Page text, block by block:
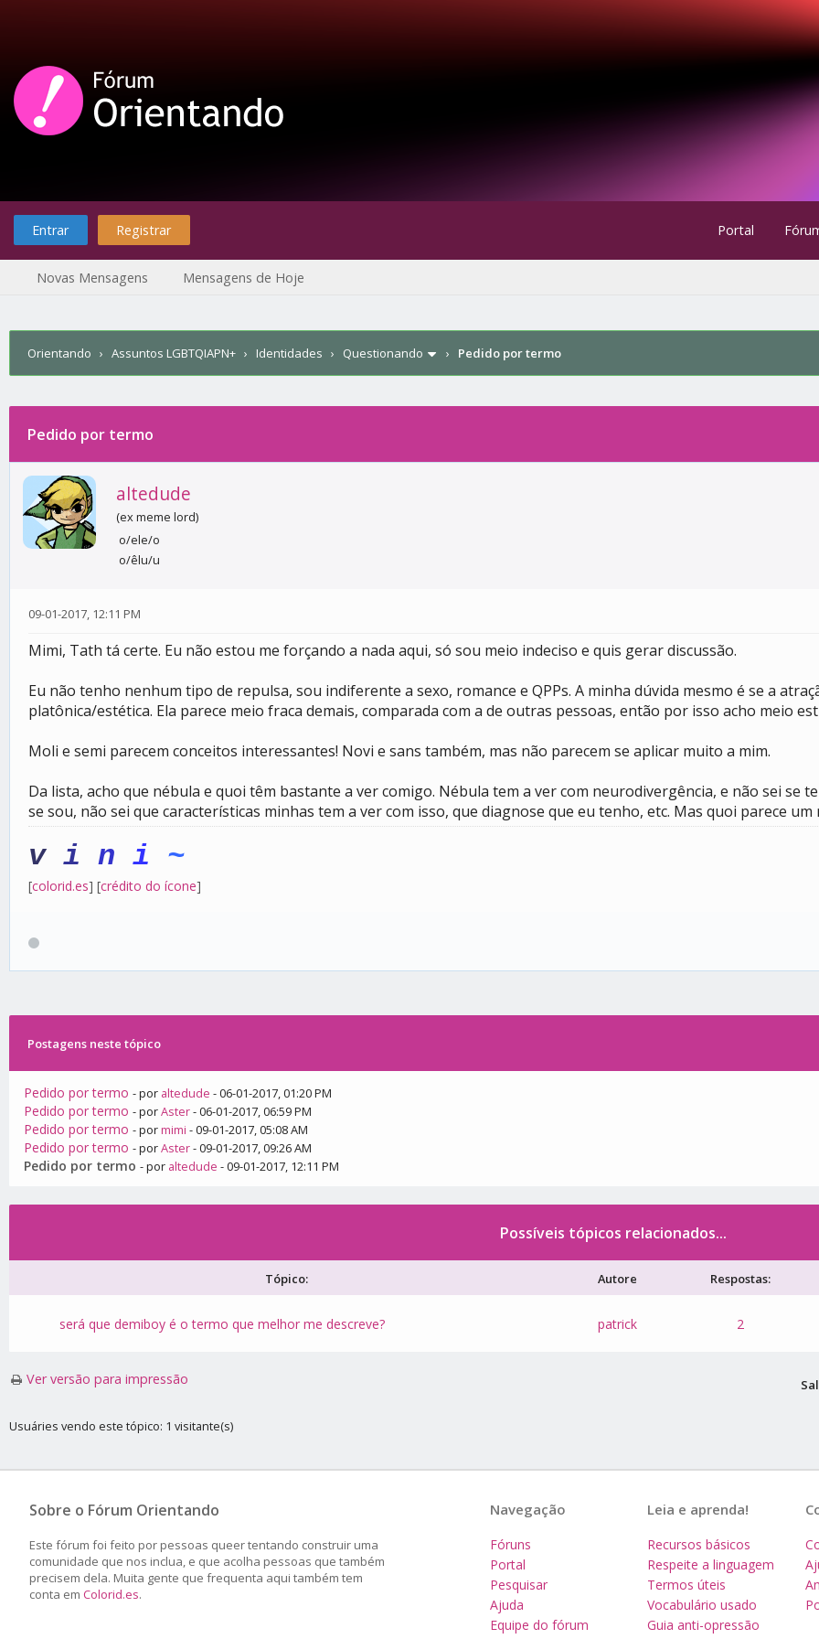
Entrar Registrar Portal
Novas Mensagens Mensagens de Hoje
Orientando › Assuntos LGBTQIAPN+ › Identidades › Questionando › Pedido por termo
Pedido por termo
altedude
(ex meme lord)
o/ele/o
o/êlu/u
09-01-2017, 12:11 PM
Mimi, Tath tá certe. Eu não estou me forçando a nada aqui, só sou meio indeciso e quis gerar discussão.
Eu não tenho nenhum tipo de repulsa, sou indiferente a sexo, romance e QPPs. A minha dúvida mesmo é se a
platônica/estética. Ela parece meio fraca demais, comparada com a de outras pessoas, então por isso acho meio
Moli e semi parecem conceitos interessantes! Novi e sans também, mas não parecem se aplicar muito a mim.
Da lista, acho que nébula e quoi têm bastante a ver comigo. Nébula tem a ver com neurodivergência, e não sei
se sou, não sei que características minhas tem a ver com isso, que diagnose que eu tenho, etc. Mas quoi parece
v i n i ~
[colorid.es] [crédito do ícone]
Postagens neste tópico
Pedido por termo - por altedude - 06-01-2017, 01:20 PM
Pedido por termo - porAster- 06-01-2017, 06:59 PM
Pedido por termo - pormimi - 09-01-2017, 05:08 AM
Pedido por termo - porAster- 09-01-2017, 09:26 AM
Pedido por termo - por altedude - 09-01-2017, 12:11 PM
Possíveis tópicos relacionados...
Tópico: Autore Respostas:
será que demiboy é o termo que melhor me descreve? patrick 2
Ver versão para impressão
Usuáries vendo este tópico: 1 visitante(s)
Sobre o Fórum Orientando
Este fórum foi feito por pessoas queer tentando construir uma
comunidade que nos inclua, e que acolha pessoas que também
precisem dela. Muita gente que frequenta aqui também tem
conta em Colorid.es.
Leia e aprenda!
Recursos básicos
Respeite a linguagem
Termos úteis
Vocabulário usado
Guia anti-opressão
Navegação
Fóruns
Portal
Pesquisar
Ajuda
Equipe do fórum